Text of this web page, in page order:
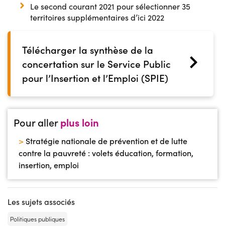
Le second courant 2021 pour sélectionner 35
territoires supplémentaires d’ici 2022
Télécharger la synthèse de la
concertation sur le Service Public
pour l’Insertion et l’Emploi (SPIE)
Pour allerplus loin
> Stratégie nationale de prévention et de lutte
contre la pauvreté : volets éducation, formation,
insertion, emploi
Les sujets associés
Politiques publiques